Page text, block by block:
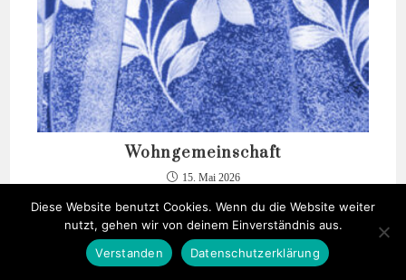
Wohngemeinschaft
15. Mai 2026
Diese Website benutzt Cookies. Wenn du die Website weiter
nutzt, gehen wir von deinem Einverständnis aus.
Verstanden
Datenschutzerklärung